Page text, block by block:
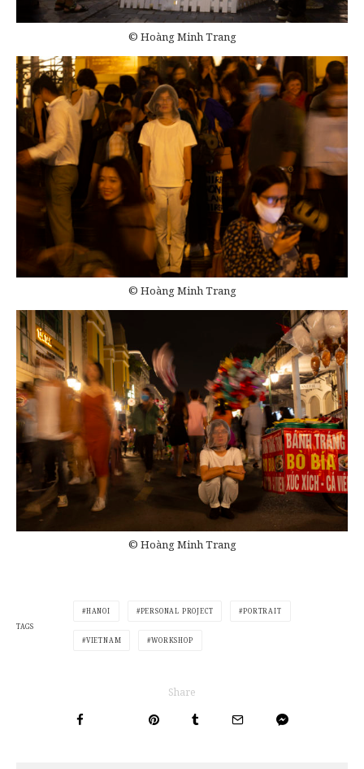
© Hoàng Minh Trang
© Hoàng Minh Trang
© Hoàng Minh Trang
TAGS
HANOI PERSONAL PROJECT PORTRAIT
VIETNAM WORKSHOP
Share